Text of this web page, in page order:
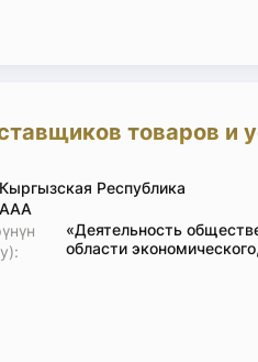
товаров и
Кыргызская Республика
ААА
«Деятельность
области